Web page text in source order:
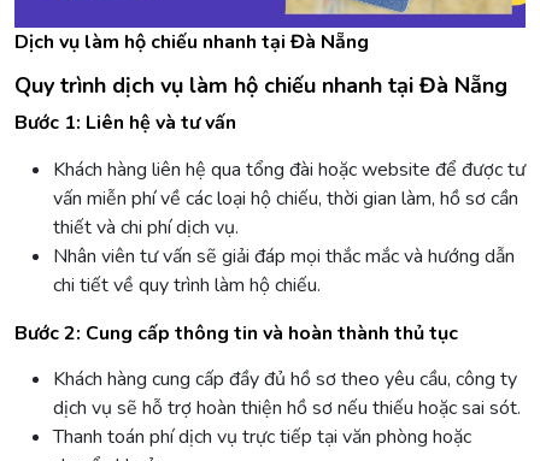
Dịch vụ làm hộ chiếu nhanh tại Đà Nẵng
Quy trình dịch vụ làm hộ chiếu nhanh tại Đà Nẵng
Bước 1: Liên hệ và tư vấn
Khách hàng liên hệ qua tổng đài hoặc website để được tư
vấn miễn phí về các loại hộ chiếu, thời gian làm, hồ sơ cần
thiết và chi phí dịch vụ.
Nhân viên tư vấn sẽ giải đáp mọi thắc mắc và hướng dẫn
chi tiết về quy trình làm hộ chiếu.
Bước 2: Cung cấp thông tin và hoàn thành thủ tục
Khách hàng cung cấp đầy đủ hồ sơ theo yêu cầu, công ty
dịch vụ sẽ hỗ trợ hoàn thiện hồ sơ nếu thiếu hoặc sai sót.
Thanh toán phí dịch vụ trực tiếp tại văn phòng hoặc